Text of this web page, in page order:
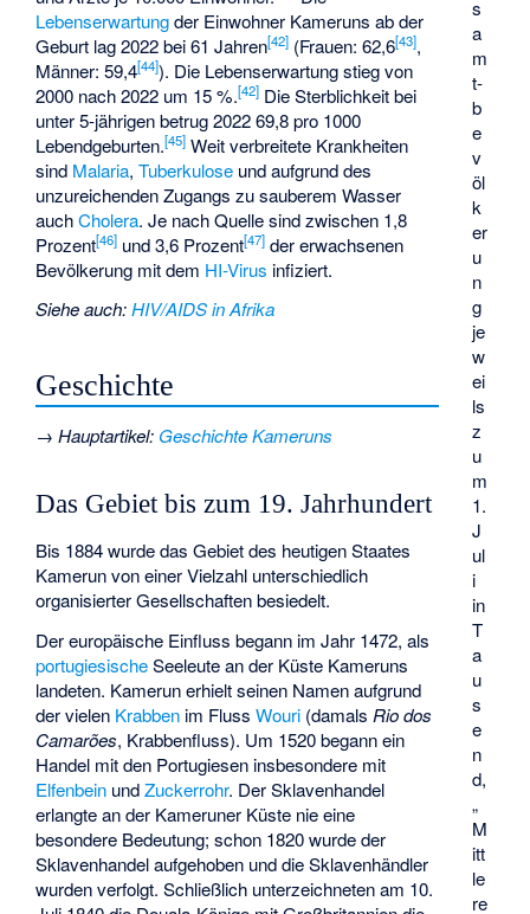
s
a
m
t­
b
e
v
öl
k
er
u
n
g
je
w
ei
ls
z
u
m
1.
J
ul
i
in
T
a
u
s
e
n
d,
„
M
itt
le
re
Lebenserwartungder Einwohner Kameruns ab der
Geburt lag 2022 bei 61 Jahren[42] (Frauen: 62,6[43],
Männer: 59,4[44]). Die Lebenserwartung stieg von
2000 nach 2022 um 15 %.[42] Die Sterblichkeit bei
unter 5-jährigen betrug 2022 69,8 pro 1000
Lebendgeburten.[45] Weit verbreitete Krankheiten
sind Malaria,Tuberkulose und aufgrund des
unzureichenden Zugangs zu sauberem Wasser
auchCholera. Je nach Quelle sind zwischen 1,8
Prozent[46] und 3,6 Prozent[47] der erwachsenen
Bevölkerung mit dem HI-Virus infiziert.
Siehe auch:HIV/AIDS in Afrika
Geschichte
→Hauptartikel: Geschichte Kameruns
Das Gebiet bis zum 19. Jahrhundert
Bis 1884 wurde das Gebiet des heutigen Staates
Kamerun von einer Vielzahl unterschiedlich
organisierter Gesellschaften besiedelt.
Der europäische Einfluss begann im Jahr 1472, als
portugiesischeSeeleute an der Küste Kameruns
landeten. Kamerun erhielt seinen Namen aufgrund
der vielen Krabben im FlussWouri (damalsRio dos
Camarões, Krabbenfluss). Um 1520 begann ein
Handel mit den Portugiesen insbesondere mit
Elfenbein undZuckerrohr. Der Sklavenhandel
erlangte an der Kameruner Küste nie eine
besondere Bedeutung; schon 1820 wurde der
Sklavenhandel aufgehoben und die Sklavenhändler
wurden verfolgt. Schließlich unterzeichneten am 10.